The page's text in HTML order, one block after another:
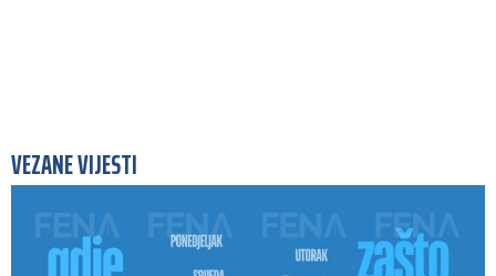
VEZANE VIJESTI